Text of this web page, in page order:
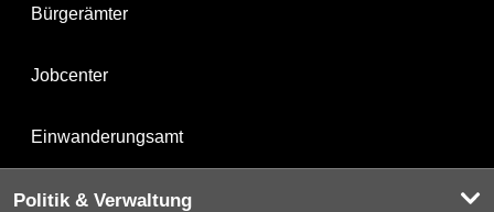
Bürgerämter
Jobcenter
Einwanderungsamt
Politik & Verwaltung